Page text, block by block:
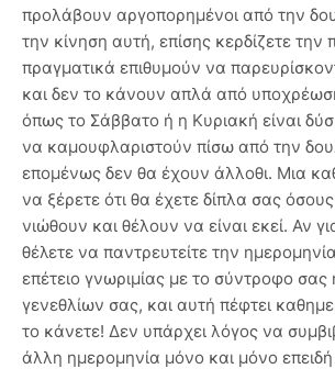
προλάβουν αργοπορημένοι από την
την κίνηση αυτή, επίσης κερδίζετε
πραγματικά επιθυμούν να
και δεν το κάνουν απλά από
όπως το Σάββατο ή η Κυριακή είναι
να καμουφλαριστούν πίσω από την
επομένως δεν θα έχουν άλλοθι. Μια
να ξέρετε ότι θα έχετε δίπλα σας
νιώθουν και θέλουν να είναι εκεί. Αν
θέλετε να παντρευτείτε την
επέτειο γνωριμίας με το σύντροφο
γενεθλίων σας, και αυτή πέφτει
το κάνετε! Δεν υπάρχει λόγος να
άλλη ημερομηνία μόνο και μόνο επειδή